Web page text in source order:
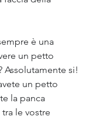
è una
un petto
Assolutamente si!
un petto
la panca
le vostre